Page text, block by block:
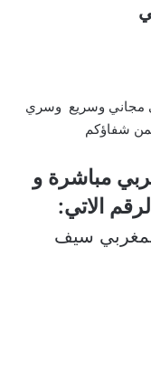
مجاني وسريع وسري
شفاؤكم
مباشرة و
الاتي:
المغربي سيف